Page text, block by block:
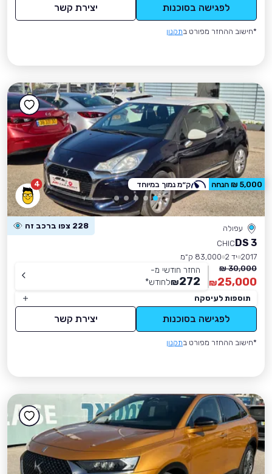
לפגישה בסוכנות יצירת קשר
*חישוב ההחזר מפורט בתקנון
4
עפולה 228 צפו ברכב זה
DS 3
CHIC
2017 יד 2
83,000 ק״מ
30,000 ₪
25,000
₪
החזר חודשי מ-
272
₪לחודש*
תוספות לעיסקה
לפגישה בסוכנות יצירת קשר
*חישוב ההחזר מפורט בתקנון
5,000 ₪ הנחה ק״מ נמוך במיוחד